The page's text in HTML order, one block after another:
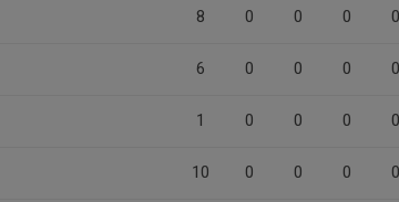
8 0 0 0 0
6 0 0 0 0
1 0 0 0 0
10 0 0 0 0